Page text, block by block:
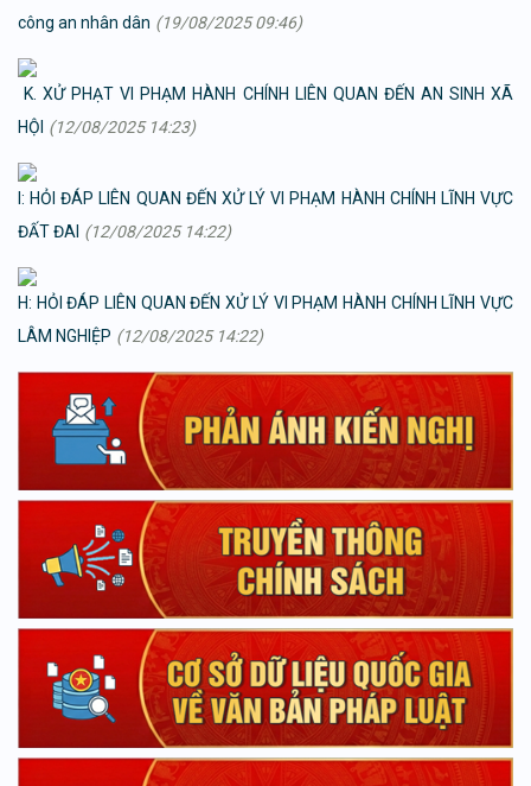
công an nhân dân (19/08/2025 09:46)
K. XỬ PHẠT VI PHẠM HÀNH CHÍNH LIÊN QUAN ĐẾN AN SINH XÃ
HỘI (12/08/2025 14:23)
I: HỎI ĐÁP LIÊN QUAN ĐẾN XỬ LÝ VI PHẠM HÀNH CHÍNH LĨNH VỰC
ĐẤT ĐAI (12/08/2025 14:22)
H: HỎI ĐÁP LIÊN QUAN ĐẾN XỬ LÝ VI PHẠM HÀNH CHÍNH LĨNH VỰC
LÂM NGHIỆP (12/08/2025 14:22)